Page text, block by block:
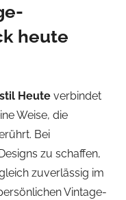
heute
Heute verbindet
Weise, die
Bei
zu schaffen,
zuverlässig im
Vintage-